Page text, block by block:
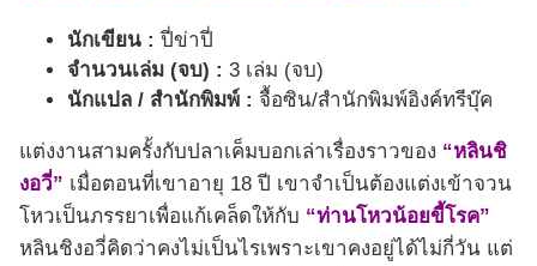
นักเขียน : ปี่ข่าปี่
จำนวนเล่ม (จบ) : 3 เล่ม (จบ)
นักแปล / สำนักพิมพ์ : จื้อซิน/สำนักพิมพ์อิงค์ทรีบุ๊ค
แต่งงานสามครั้งกับปลาเค็มบอกเล่าเรื่องราวของ “หลินชิ
งอวี่” เมื่อตอนที่เขาอายุ 18 ปี เขาจำเป็นต้องแต่งเข้าจวน
โหวเป็นภรรยาเพื่อแก้เคล็ดให้กับ “ท่านโหวน้อยขี้โรค”
หลินชิงอวี่คิดว่าคงไม่เป็นไรเพราะเขาคงอยู่ได้ไม่กี่วัน แต่